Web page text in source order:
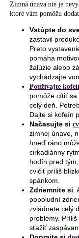
Zimná únava nie je
ktoré vám pomôžu
Vstúpte do
zastavil
Preto
pomáha
žalúzie alebo
vychádzajte
Používajte
pomôže cítiť sa
celý deň.
Dajte si kofeín
Načasujte si
zimnej únave,
hneď ráno
cirkadiánny
hodín pred
cvičiť príliš
spánkom.
Zdriemnite si
popoludní
zvládnete celý
problémy.
sťažiť